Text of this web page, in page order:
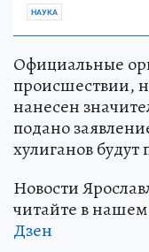
НАУКА
Официальные
происшествии,
нанесен
подано
хулиганов
Новости
читайте в нашем
Дзен